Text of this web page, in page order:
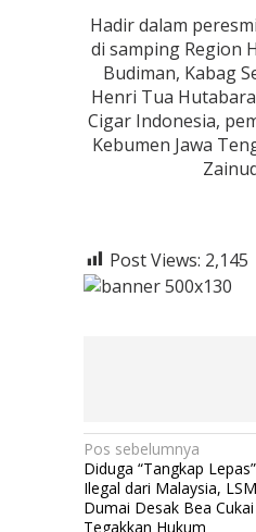
Hadir dalam
di samping Region
Budiman, Kabag
Henri Tua
Cigar Indonesia,
Kebumen Jawa
Post Views: 2,145
N
a
v
Pos sebelumnya
Diduga “Tangkap
Ilegal dari Malaysia,
Dumai Desak Bea
Tegakkan Hukum